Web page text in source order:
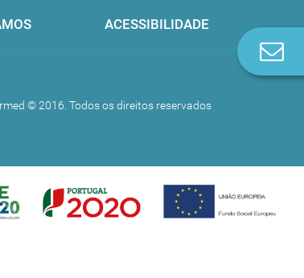
ACESSIBILIDADE
© 2016. Todos os direitos reservados